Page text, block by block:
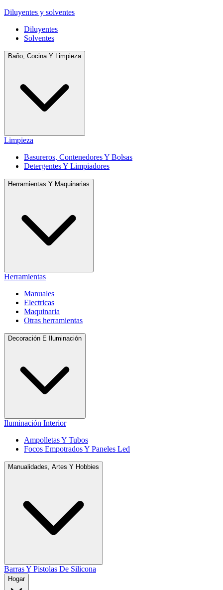
Diluyentes y solventes
Diluyentes
Solventes
Baño, Cocina Y Limpieza
Limpieza
Basureros, Contenedores Y Bolsas
Detergentes Y Limpiadores
Herramientas Y Maquinarias
Herramientas
Manuales
Electricas
Maquinaria
Otras herramientas
Decoración E Iluminación
Iluminación Interior
Ampolletas Y Tubos
Focos Empotrados Y Paneles Led
Manualidades, Artes Y Hobbies
Barras Y Pistolas De Silicona
Hogar